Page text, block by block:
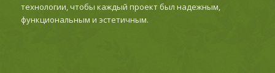
технологии, чтобы каждый проект был надежным,
функциональным и эстетичным.